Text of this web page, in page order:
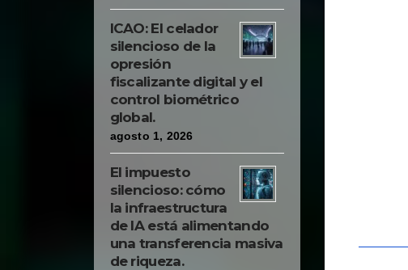
ICAO: El celador
silencioso de la
opresión
fiscalizante digital y el
control biométrico
global.
agosto 1, 2026
El impuesto
silencioso: cómo
la infraestructura
de IA está alimentando
una transferencia masiva
de riqueza.